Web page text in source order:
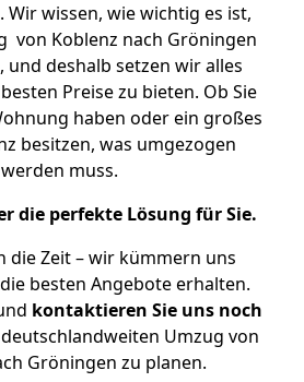
Wir wissen, wie wichtig es ist,
von Koblenz nach Gröningen
und deshalb setzen wir alles
Preise zu bieten. Ob Sie
haben oder ein großes
besitzen, was umgezogen
werden muss.
die perfekte Lösung für Sie.
die Zeit – wir kümmern uns
besten Angebote erhalten.
kontaktieren Sie uns noch
Umzug von
Gröningen zu planen.